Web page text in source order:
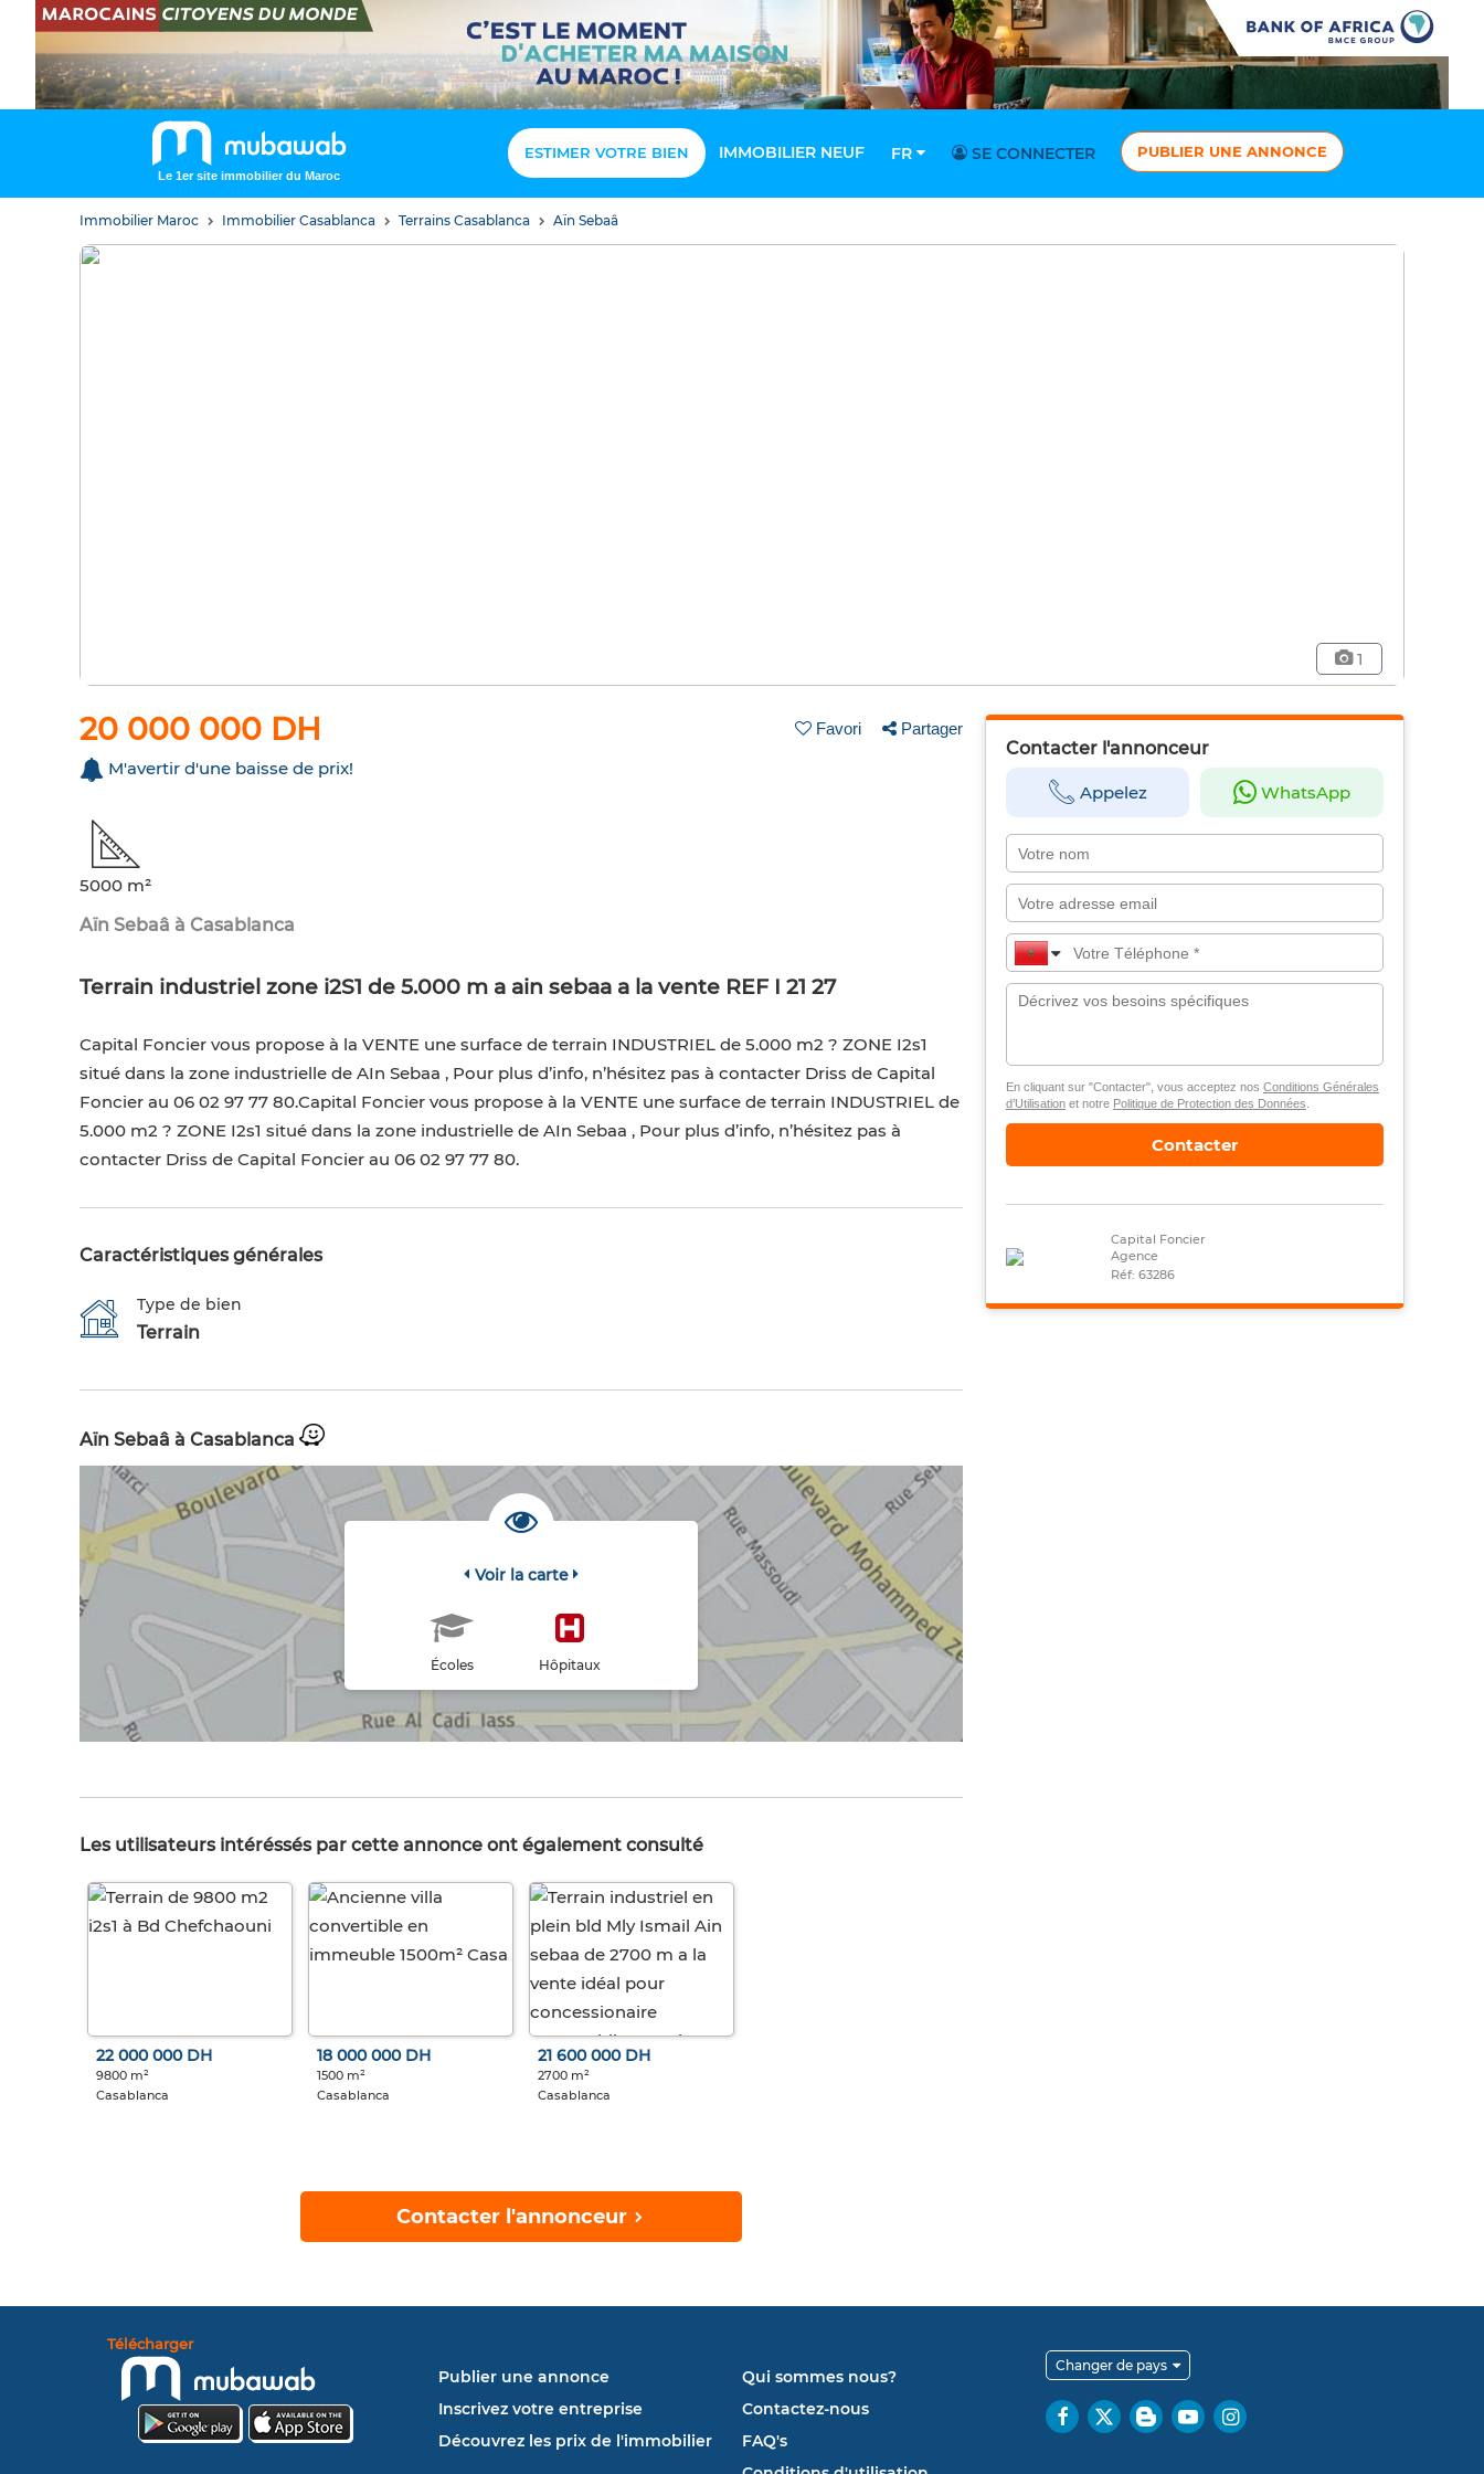
Le 1er site immobilier du Maroc
ESTIMER VOTRE BIEN IMMOBILIER NEUF FR SE CONNECTER PUBLIER UNE ANNONCE
Immobilier Maroc Immobilier Casablanca Terrains Casablanca Aïn Sebaâ
1
20 000 000 DH Favori Partager
M'avertir d'une baisse de prix!
5000 m²
Aïn Sebaâ à Casablanca
Terrain industriel zone i2S1 de 5.000 m a ain sebaa a la vente REF I 21 27
Capital Foncier vous propose à la VENTE une surface de terrain INDUSTRIEL de 5.000 m2 ? ZONE I2s1
situé dans la zone industrielle de AIn Sebaa , Pour plus d’info, n’hésitez pas à contacter Driss de Capital
Foncier au 06 02 97 77 80.Capital Foncier vous propose à la VENTE une surface de terrain INDUSTRIEL de
5.000 m2 ? ZONE I2s1 situé dans la zone industrielle de AIn Sebaa , Pour plus d’info, n’hésitez pas à
contacter Driss de Capital Foncier au 06 02 97 77 80.
Caractéristiques générales
Type de bien
Terrain
Aïn Sebaâ à Casablanca
Voir la carte
Écoles Hôpitaux
Les utilisateurs intéréssés par cette annonce ont également consulté
22 000 000 DH
9800 m²
Casablanca
18 000 000 DH
1500 m²
Casablanca
21 600 000 DH
2700 m²
Casablanca
Contacter l'annonceur
Contacter l'annonceur
Appelez WhatsApp
En cliquant sur "Contacter", vous acceptez nos Conditions Générales
d’Utilisationet notre Politique de Protection des Données
Contacter
Capital Foncier
Agence
Réf: 63286
Télécharger
Publier une annonce
Inscrivez votre entreprise
Découvrez les prix de l'immobilier
Qui sommes nous?
Contactez-nous
FAQ's
Changer de pays